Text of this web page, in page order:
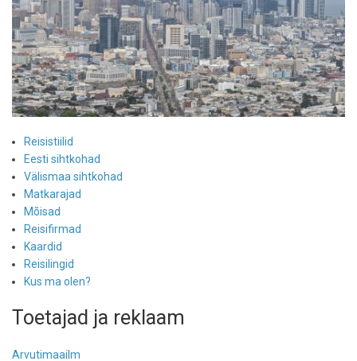
Reisistiilid
Eesti sihtkohad
Välismaa sihtkohad
Matkarajad
Mõisad
Reisifirmad
Kaardid
Reisilingid
Kus ma olen?
Toetajad ja reklaam
Arvutimaailm